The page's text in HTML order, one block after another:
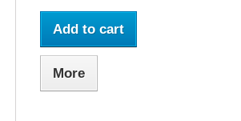
Add to cart
More